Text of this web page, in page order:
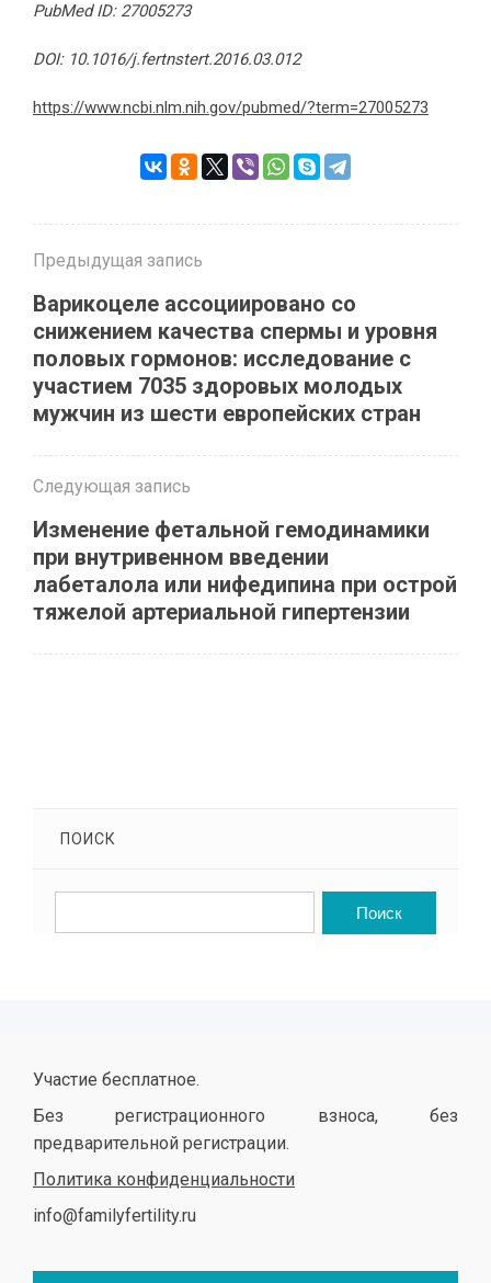
PubMed ID: 27005273
DOI: 10.1016/j.fertnstert.2016.03.012
https://www.ncbi.nlm.nih.gov/pubmed/?term=27005273
Предыдущая запись
Варикоцеле ассоциировано со
снижением качества спермы и уровня
половых гормонов: исследование с
участием 7035 здоровых молодых
мужчин из шести европейских стран
Следующая запись
Изменение фетальной гемодинамики
при внутривенном введении
лабеталола или нифедипина при острой
тяжелой артериальной гипертензии
ПОИСК
Участие бесплатное.
Без регистрационного взноса, без
предварительной регистрации.
Политика конфиденциальности
info@familyfertility.ru